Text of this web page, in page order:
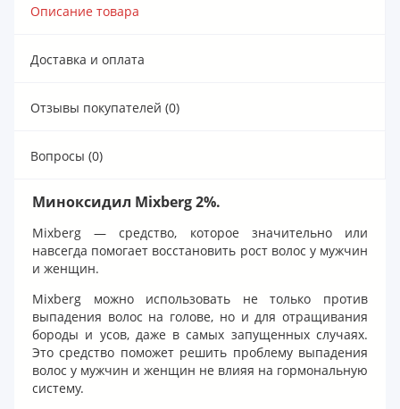
Описание товара
Доставка и оплата
Отзывы покупателей (0)
Вопросы (0)
Миноксидил Mixberg 2%.
Mixberg — средство, которое значительно или
навсегда помогает восстановить рост волос у мужчин
и женщин.
Mixberg можно использовать не только против
выпадения волос на голове, но и для отращивания
бороды и усов, даже в самых запущенных случаях.
Это средство поможет решить проблему выпадения
волос у мужчин и женщин не влияя на гормональную
систему.